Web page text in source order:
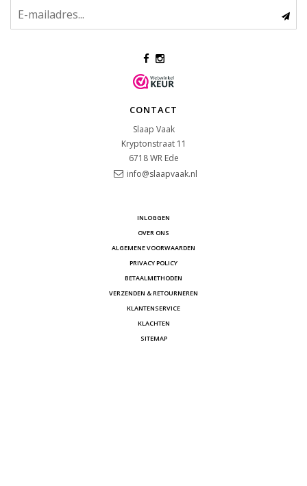
CONTACT
Slaap Vaak
Kryptonstraat 11
6718 WR Ede
info@slaapvaak.nl
INLOGGEN
OVER ONS
ALGEMENE VOORWAARDEN
PRIVACY POLICY
BETAALMETHODEN
VERZENDEN & RETOURNEREN
KLANTENSERVICE
KLACHTEN
SITEMAP